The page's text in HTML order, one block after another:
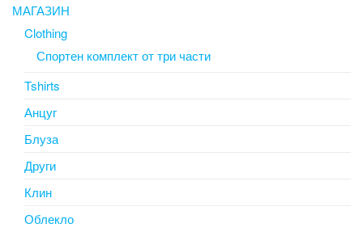
МАГАЗИН
Clothing
Спортен комплект от три части
Tshirts
Анцуг
Блуза
Други
Клин
Облекло